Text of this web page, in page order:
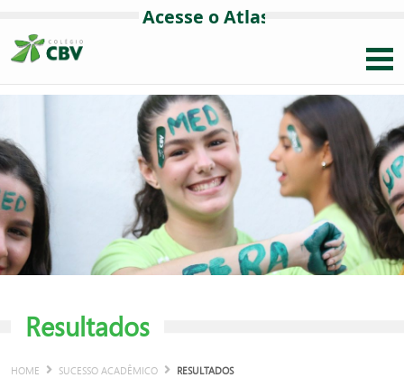
Resultados
HOME SUCESSO ACADÊMICO RESULTADOS